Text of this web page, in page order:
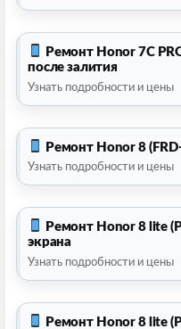
Ремонт Honor 7С
после залития
Узнать подробности и цены
Ремонт Honor 8
Узнать подробности и цены
Ремонт Honor 8 lite
экрана
Узнать подробности и цены
Ремонт Honor 8 lite